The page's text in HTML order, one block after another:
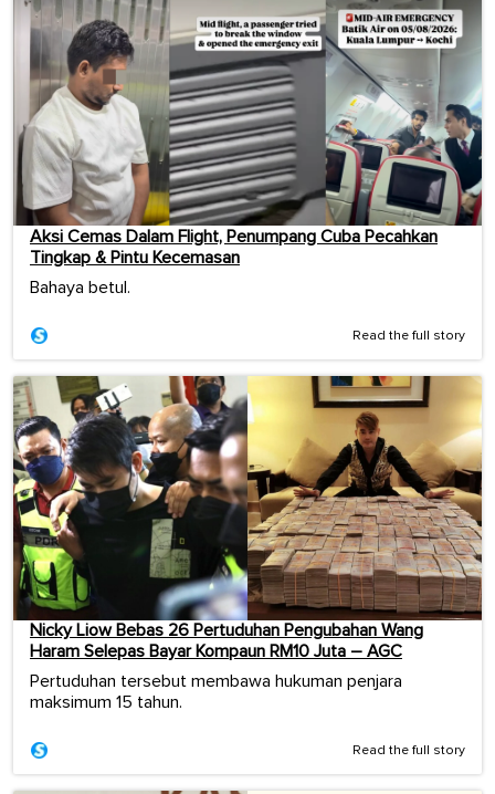
Aksi Cemas Dalam Flight, Penumpang Cuba Pecahkan
Tingkap & Pintu Kecemasan
Bahaya betul.
Read the full story
Nicky Liow Bebas 26 Pertuduhan Pengubahan Wang
Haram Selepas Bayar Kompaun RM10 Juta – AGC
Pertuduhan tersebut membawa hukuman penjara
maksimum 15 tahun.
Read the full story